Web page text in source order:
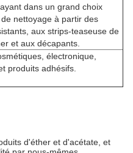
dans un grand choix
nettoyage à partir des
aux strips-teaseuse de
et aux décapants.
électronique,
produits adhésifs.
d'éther et d'acétate, et